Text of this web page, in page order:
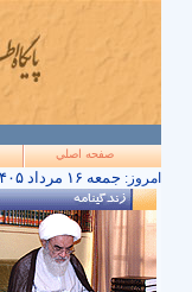
صفحه اصلي
امروز: ۱۴۰۵ جمعه ۱۶ مرداد